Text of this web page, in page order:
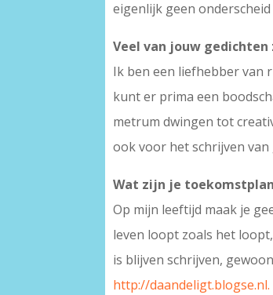
eigenlijk geen
Veel van jouw
Ik ben een liefhebber van
kunt er prima een
metrum dwingen tot
ook voor het schrijven van
Wat zijn je
Op mijn leeftijd maak je
leven loopt zoals het
is blijven schrijven,
http://daandeligt.blogse.nl.